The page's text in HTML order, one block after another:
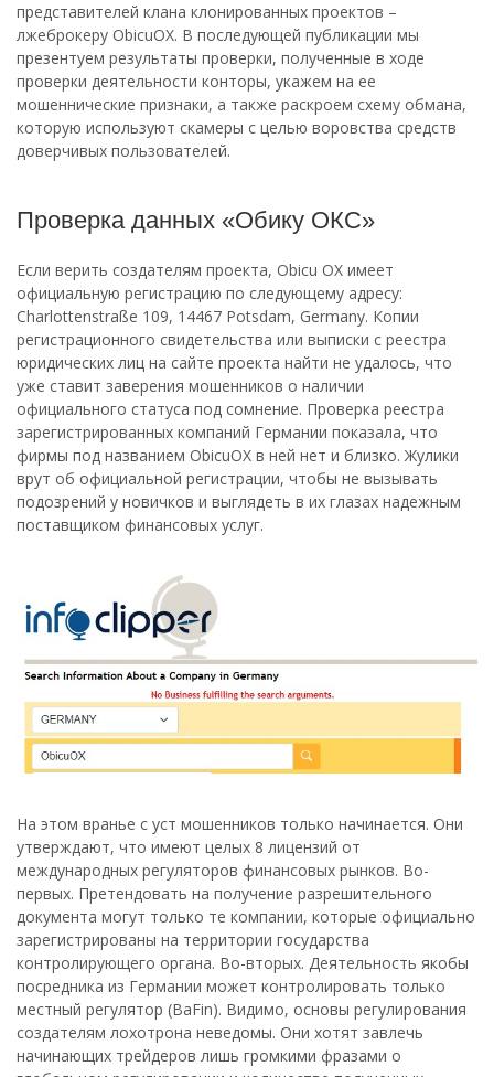
представителей клана клонированных проектов –
лжеброкеру ObicuOX. В последующей публикации мы
презентуем результаты проверки, полученные в ходе
проверки деятельности конторы, укажем на ее
мошеннические признаки, а также раскроем схему обмана,
которую используют скамеры с целью воровства средств
доверчивых пользователей.
Проверка данных «Обику ОКС»
Если верить создателям проекта, Obicu OX имеет
официальную регистрацию по следующему адресу:
Charlottenstraße 109, 14467 Potsdam, Germany. Копии
регистрационного свидетельства или выписки с реестра
юридических лиц на сайте проекта найти не удалось, что
уже ставит заверения мошенников о наличии
официального статуса под сомнение. Проверка реестра
зарегистрированных компаний Германии показала, что
фирмы под названием ObicuOX в ней нет и близко. Жулики
врут об официальной регистрации, чтобы не вызывать
подозрений у новичков и выглядеть в их глазах надежным
поставщиком финансовых услуг.
На этом вранье с уст мошенников только начинается. Они
утверждают, что имеют целых 8 лицензий от
международных регуляторов финансовых рынков. Во-
первых. Претендовать на получение разрешительного
документа могут только те компании, которые официально
зарегистрированы на территории государства
контролирующего органа. Во-вторых. Деятельность якобы
посредника из Германии может контролировать только
местный регулятор (BaFin). Видимо, основы регулирования
создателям лохотрона неведомы. Они хотят завлечь
начинающих трейдеров лишь громкими фразами о